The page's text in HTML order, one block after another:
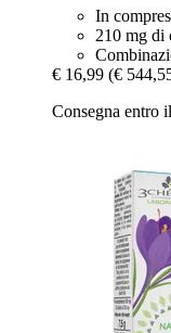
In
210 mg di
€ 16,99 (€
Consegna entro